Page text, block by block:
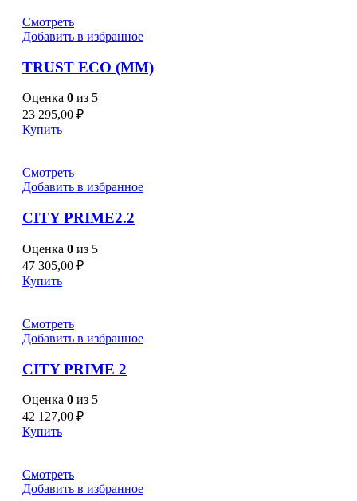
Смотреть
Добавить в избранное
TRUST ECO (MM)
Оценка 0 из 5
23 295,00 ₽
Купить
Смотреть
Добавить в избранное
CITY PRIME2.2
Оценка 0 из 5
47 305,00 ₽
Купить
Смотреть
Добавить в избранное
CITY PRIME 2
Оценка 0 из 5
42 127,00 ₽
Купить
Смотреть
Добавить в избранное